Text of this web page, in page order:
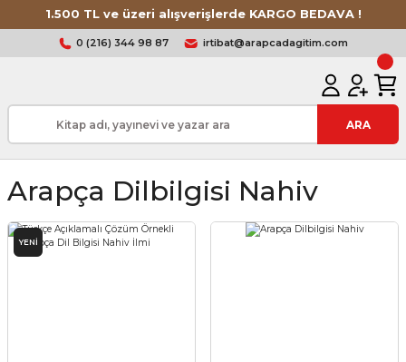
1.500 TL ve üzeri alışverişlerde KARGO BEDAVA !
0 (216) 344 98 87 irtibat@arapcadagitim.com
ARA
Arapça Dilbilgisi Nahiv
YENİ